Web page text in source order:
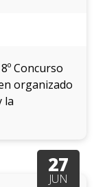
Concurso
organizado
la
27
JUN